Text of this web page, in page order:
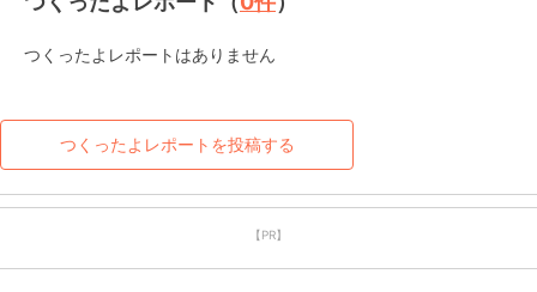
つくったよレポートはありません
つくったよレポートを投稿する
【PR】